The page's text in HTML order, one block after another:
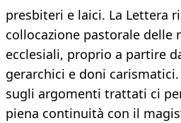
presbiteri e laici. La Lettera
collocazione pastorale delle
ecclesiali, proprio a partire
gerarchici e doni
sugli argomenti trattati ci
piena continuità con il